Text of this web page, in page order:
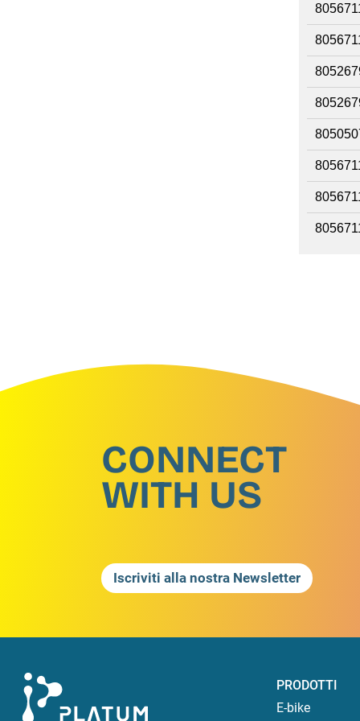
CONNECT
WITH US
Iscriviti alla nostra Newsletter
PRODOTTI
E-bike